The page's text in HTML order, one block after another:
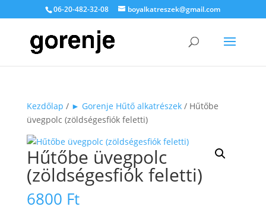
06-20-482-32-08 boyalkatreszek@gmail.com
Kezdőlap / ► Gorenje Hűtő alkatrészek/ Hűtőbe
üvegpolc (zöldségesfiók feletti)
Hűtőbe üvegpolc
(zöldségesfiók feletti)
6800 Ft